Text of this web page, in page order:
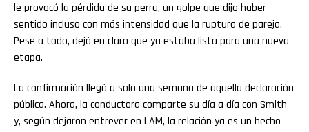
le provocó la pérdida de su perra, un golpe que dijo haber
sentido incluso con más intensidad que la ruptura de pareja.
Pese a todo, dejó en claro que ya estaba lista para una nueva
etapa.
La confirmación llegó a solo una semana de aquella declaración
pública. Ahora, la conductora comparte su día a día con Smith
y, según dejaron entrever en LAM, la relación ya es un hecho